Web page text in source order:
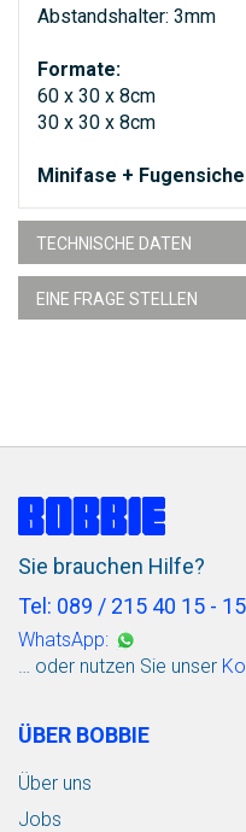
Abstandshalter: 3mm
Formate:
60 x 30 x 8cm
30 x 30 x 8cm
Minifase +
TECHNISCHE DATEN
EINE FRAGE STELLEN
Sie brauchen Hilfe?
Tel: 089 / 215 40 15 - 15
WhatsApp:
… oder nutzen Sie unser
ÜBER BOBBIE
Über uns
Jobs